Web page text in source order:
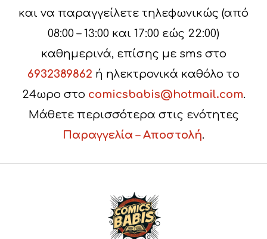
και να παραγγείλετε τηλεφωνικώς (από
08:00 – 13:00 και 17:00 εώς 22:00)
καθημερινά, επίσης με sms στο
6932389862 ή ηλεκτρονικά καθόλο το
24ωρο στο comicsbabis@hotmail.com.
Μάθετε περισσότερα στις ενότητες
Παραγγελία – Αποστολή.